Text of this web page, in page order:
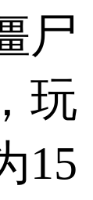
尸
玩
15